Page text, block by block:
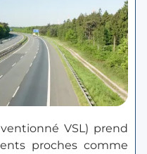
VSL) prend
proches comme